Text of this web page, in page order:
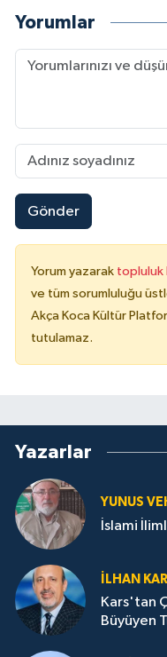
Yorumlar
Gönder
Yorum yazarak topluluk
ve tüm sorumluluğu
Akça Koca Kültür
tutulamaz.
Yazarlar
YUNUS
İslami
İLHAN
Kars'tan
Büyüyen